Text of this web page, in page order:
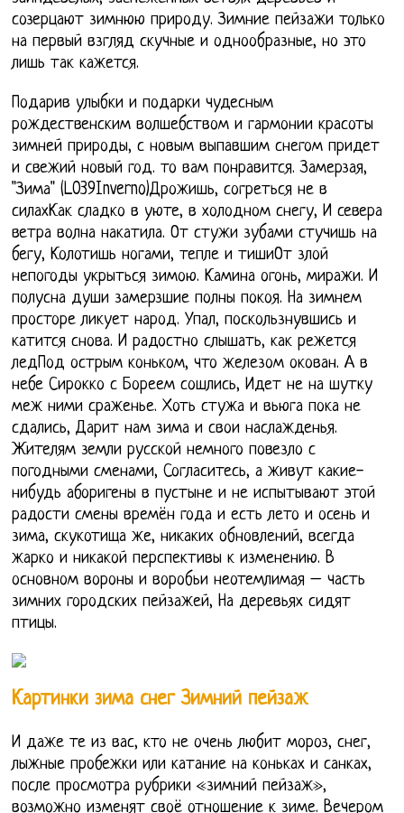
созерцают зимнюю природу. Зимние пейзажи только
на первый взгляд скучные и однообразные, но это
лишь так кажется.
Подарив улыбки и подарки чудесным
рождественским волшебством и гармонии красоты
зимней природы, с новым выпавшим снегом придет
и свежий новый год. то вам понравится. Замерзая,
"Зима" (L039Inverno)Дрожишь, согреться не в
силахКак сладко в уюте, в холодном снегу, И севера
ветра волна накатила. От стужи зубами стучишь на
бегу, Колотишь ногами, тепле и тишиОт злой
непогоды укрыться зимою. Камина огонь, миражи. И
полусна души замерзшие полны покоя. На зимнем
просторе ликует народ. Упал, поскользнувшись и
катится снова. И радостно слышать, как режется
ледПод острым коньком, что железом окован. А в
небе Сирокко с Бореем сошлись, Идет не на шутку
меж ними сраженье. Хоть стужа и вьюга пока не
сдались, Дарит нам зима и свои наслажденья.
Жителям земли русской немного повезло с
погодными сменами, Согласитесь, а живут какие-
нибудь аборигены в пустыне и не испытывают этой
радости смены времён года и есть лето и осень и
зима, скукотища же, никаких обновлений, всегда
жарко и никакой перспективы к изменению. В
основном вороны и воробьи неотемлимая – часть
зимних городских пейзажей, На деревьях сидят
птицы.
Картинки зима снег Зимний пейзаж
И даже те из вас, кто не очень любит мороз, снег,
лыжные пробежки или катание на коньках и санках,
после просмотра рубрики «зимний пейзаж»,
возможно изменят своё отношение к зиме. Вечером